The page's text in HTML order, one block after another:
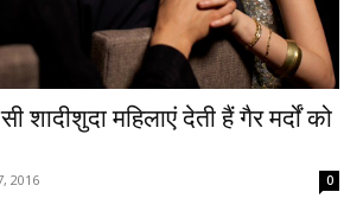
शादीशुदा महिलाएं देती हैं गैर मर्दों को
2016 0